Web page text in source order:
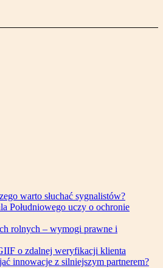
warto słuchać sygnalistów?
Południowego uczy o ochronie
rolnych – wymogi prawne i
o zdalnej weryfikacji klienta
innowacje z silniejszym partnerem?